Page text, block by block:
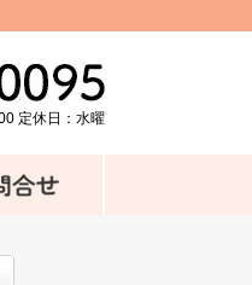
定休日：水曜